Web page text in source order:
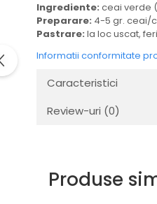
Ingrediente: ceai verde
Preparare: 4-5 gr. ceai/
Pastrare: la loc uscat,
Informatii conformitate
Caracteristici
Review-uri (0)
Produse